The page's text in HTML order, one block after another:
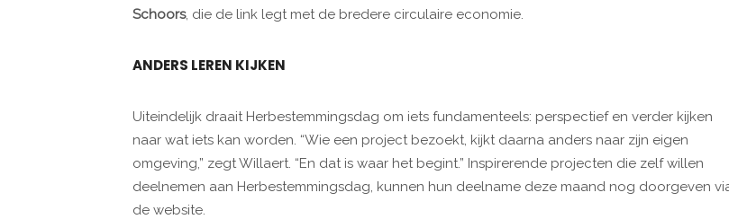
Schoors, die de link legt met de bredere circulaire economie.
ANDERS LEREN KIJKEN
Uiteindelijk draait Herbestemmingsdag om iets fundamenteels: perspectief en verder kijken
naar wat iets kan worden. “Wie een project bezoekt, kijkt daarna anders naar zijn eigen
omgeving,” zegt Willaert. “En dat is waar het begint.” Inspirerende projecten die zelf willen
deelnemen aan Herbestemmingsdag, kunnen hun deelname deze maand nog doorgeven
de website.